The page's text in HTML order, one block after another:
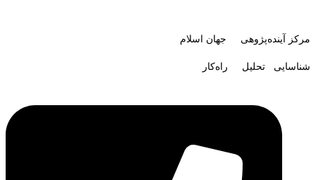
مرکز آینده‌پژوهی جهان اسلام
شناسایی تحلیل راه‌کار